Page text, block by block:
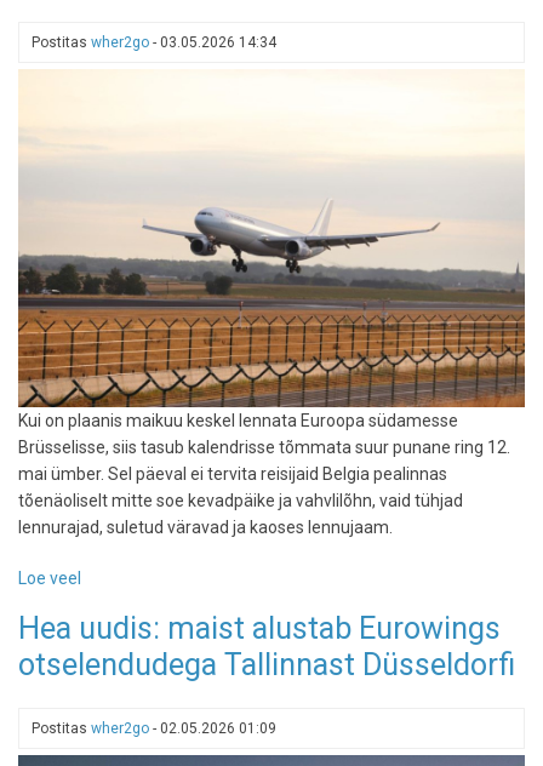
reeglist
Postitas wher2go - 03.05.2026 14:34
Kui on plaanis maikuu keskel lennata Euroopa südamesse
Brüsselisse, siis tasub kalendrisse tõmmata suur punane ring 12.
mai ümber. Sel päeval ei tervita reisijaid Belgia pealinnas
tõenäoliselt mitte soe kevadpäike ja vahvlilõhn, vaid tühjad
lennurajad, suletud väravad ja kaoses lennujaam.
Loe veel
Brüssel
valmistub
lennukaoseks,12.
streik
Hea uudis: maist alustab Eurowings
otselendudega Tallinnast Düsseldorfi
Postitas wher2go - 02.05.2026 01:09